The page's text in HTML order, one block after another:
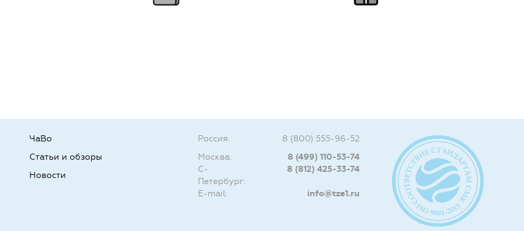
ЧаВо
Статьи и обзоры
Новости
Россия:
8 (800) 555-96-52
Москва:
8 (499) 110-53-74
С-
Петербург:
8 (812) 425-33-74
E-mail: info@tze1.ru